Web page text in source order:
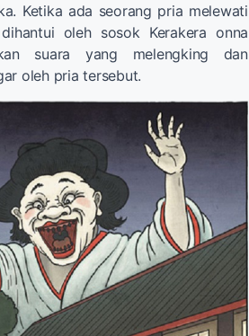
Ketika ada seorang pria melewati
oleh sosok Kerakera onna
suara yang melengking dan
oleh pria tersebut.